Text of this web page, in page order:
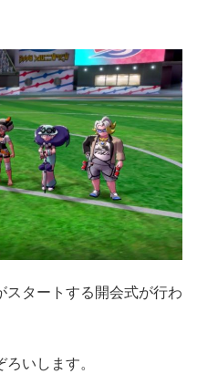
スタートする開会式が行わ
いします。